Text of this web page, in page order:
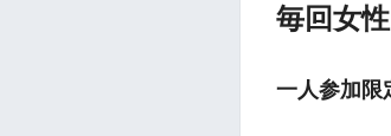
毎回女
一人参加限